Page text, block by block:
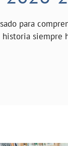
para
siempre